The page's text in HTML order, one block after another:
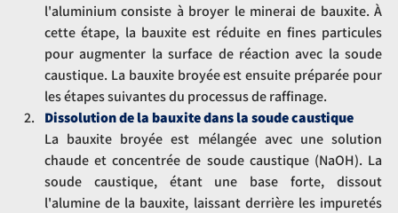
l'aluminium consiste à broyer le minerai de bauxite. À
cette étape, la bauxite est réduite en fines particules
pour augmenter la surface de réaction avec la soude
caustique. La bauxite broyée est ensuite préparée pour
les étapes suivantes du processus de raffinage.
Dissolution de la bauxite dans la soude caustique
La bauxite broyée est mélangée avec une solution
chaude et concentrée de soude caustique (NaOH). La
soude caustique, étant une base forte, dissout
l'alumine de la bauxite, laissant derrière les impuretés